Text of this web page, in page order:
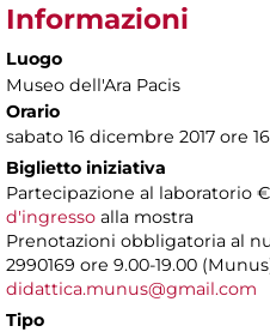
Informazioni
Luogo
Museo dell'Ara Pacis
Orario
sabato 16 dicembre 2017 ore
Biglietto iniziativa
Partecipazione al laboratorio
d'ingresso alla mostra
Prenotazioni obbligatoria al
2990169 ore 9.00-19.00
didattica.munus@gmail.com
Tipo